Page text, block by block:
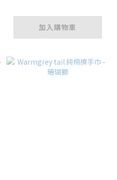
加入購物車